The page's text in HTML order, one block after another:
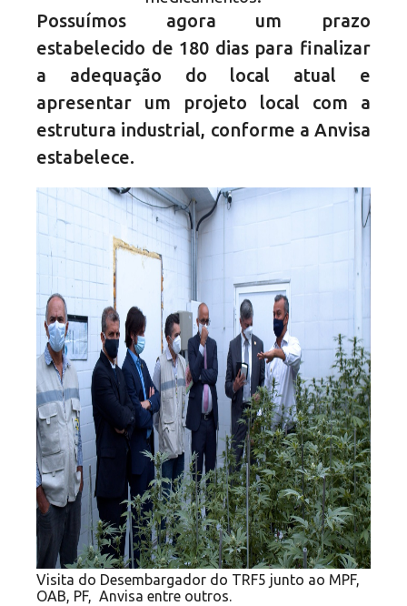
Possuímos agora um prazo
estabelecido de 180 dias para finalizar
a adequação do local atual e
apresentar um projeto local com a
estrutura industrial, conforme a Anvisa
estabelece.
Visita do Desembargador do TRF5 junto ao MPF,
OAB, PF, Anvisa entre outros.